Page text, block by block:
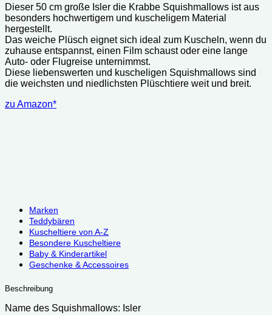
Dieser 50 cm große Isler die Krabbe Squishmallows ist aus
besonders hochwertigem und kuscheligem Material
hergestellt.
Das weiche Plüsch eignet sich ideal zum Kuscheln, wenn du
zuhause entspannst, einen Film schaust oder eine lange
Auto- oder Flugreise unternimmst.
Diese liebenswerten und kuscheligen Squishmallows sind
die weichsten und niedlichsten Plüschtiere weit und breit.
zu Amazon*
Marken
Teddybären
Kuscheltiere von A-Z
Besondere Kuscheltiere
Baby & Kinderartikel
Geschenke & Accessoires
Beschreibung
Name des Squishmallows: Isler